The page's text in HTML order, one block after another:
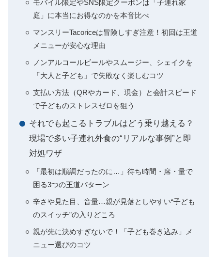
モバイル限定やSNS限定クーポンは「子連れ家
庭」に本当にお得なのかを本音比べ
マンスリーTacoriceは冒険しすぎ注意！初回は王道
メニューが安心な理由
ノンアルコールビールやスムージー、シェイクを
「大人と子ども」で失敗なく楽しむコツ
支払い方法（QRやカード、現金）と会計スピード
で子どものストレスゼロを狙う
それでも起こるトラブルはどう乗り越える？
現場で多い子連れ外食の“リアルな事例”と即
対処ワザ
「最初は順調だったのに…」待ち時間・席・量で
困る3つの王道パターン
辛さや見た目、音量…親が見落としやすい“子ども
のスイッチ”の入りどころ
親が先に決めすぎないで！「子ども巻き込み」メ
ニュー選びのコツ